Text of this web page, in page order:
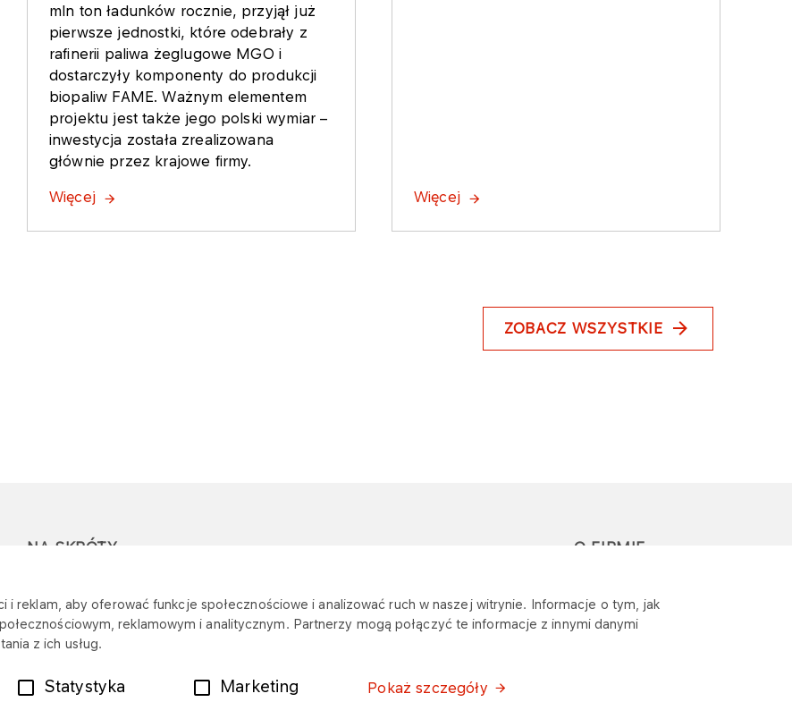
reklam, aby oferować funkcje społecznościowe i analizować ruch w naszej witrynie. Informacje o tym, jak
reklamowym i analitycznym. Partnerzy mogą połączyć te informacje z innymi danymi
z ich usług.
Statystyka Marketing Pokaż szczegóły
mln ton ładunków rocznie, przyjął już
pierwsze jednostki, które odebrały z
rafinerii paliwa żeglugowe MGO i
dostarczyły komponenty do produkcji
biopaliw FAME. Ważnym elementem
projektu jest także jego polski wymiar –
inwestycja została zrealizowana
głównie przez krajowe firmy.
Więcej
Więcej
ZOBACZ WSZYSTKIE
NA SKRÓTY
oszustwami
Mapa stacji
Dotacje
reklamację
O FIRMIE
Wymagania